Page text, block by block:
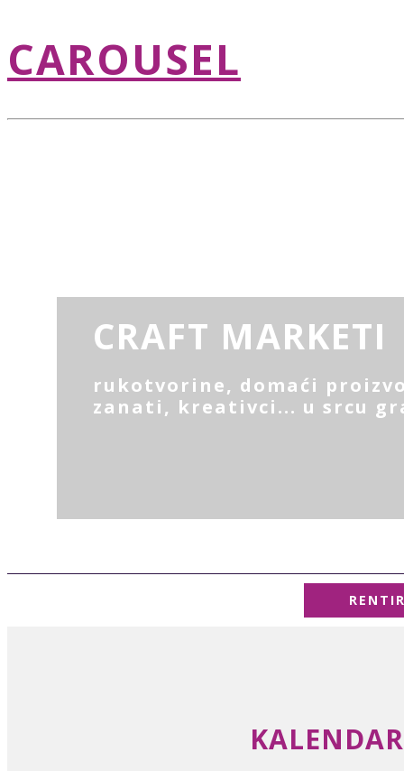
CAROUSEL
CRAFT MARKETI
rukotvorine, domaći
zanati, kreativci... u srcu